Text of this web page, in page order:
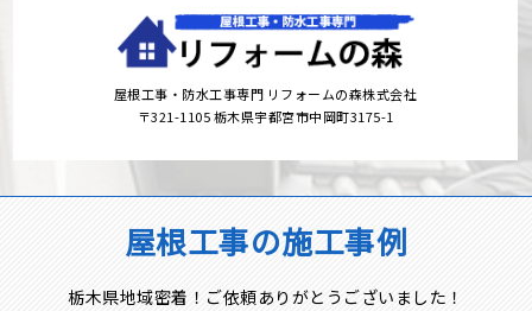
屋根工事・防水工事専門 リフォームの森株式会社
〒321-1105 栃木県宇都宮市中岡町3175-1
屋根工事の施工事例
栃木県地域密着！ご依頼ありがとうございました！